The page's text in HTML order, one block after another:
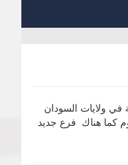
17 فرعا مقسمة في ولايات السودان
كما هناك فرع جديد